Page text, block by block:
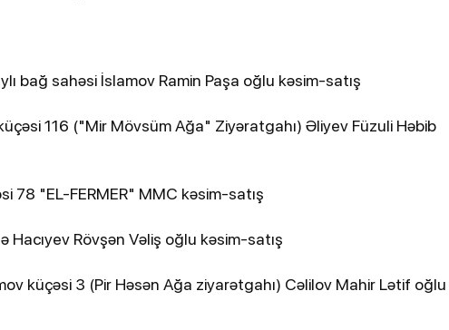
bağ sahəsi İslamov Ramin Paşa oğlu kəsim-satış
116 ("Mir Mövsüm Ağa" Ziyəratgahı) Əliyev Füzuli Həbib
78 "EL-FERMER" MMC kəsim-satış
Rövşən Vəliş oğlu kəsim-satış
küçəsi 3 (Pir Həsən Ağa ziyarətgahı) Cəlilov Mahir Lətif oğlu